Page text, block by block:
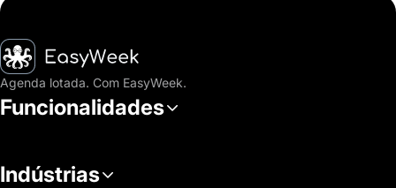
Página inicial
Agenda lotada. Com EasyWeek.
Funcionalidades
Indústrias